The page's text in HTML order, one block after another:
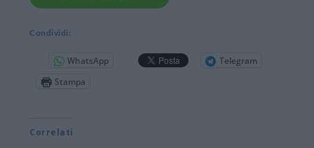
Condividi:
WhatsApp
Telegram
Stampa
Correlati